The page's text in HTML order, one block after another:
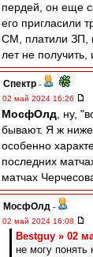
пердей, он еще
его пригласили
СМ, платили ЗП,
лет не получить,
Спектр -
02 май 2024 16:26
МосфОлд , ну,
бывают. Я ж ниже
особенно
последних
матчах
МосфОлд -
02 май 2024 16:08
Bestguy » 02
не могу понять